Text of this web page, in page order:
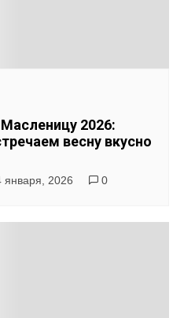
2026:
весну вкусно
января, 2026 0